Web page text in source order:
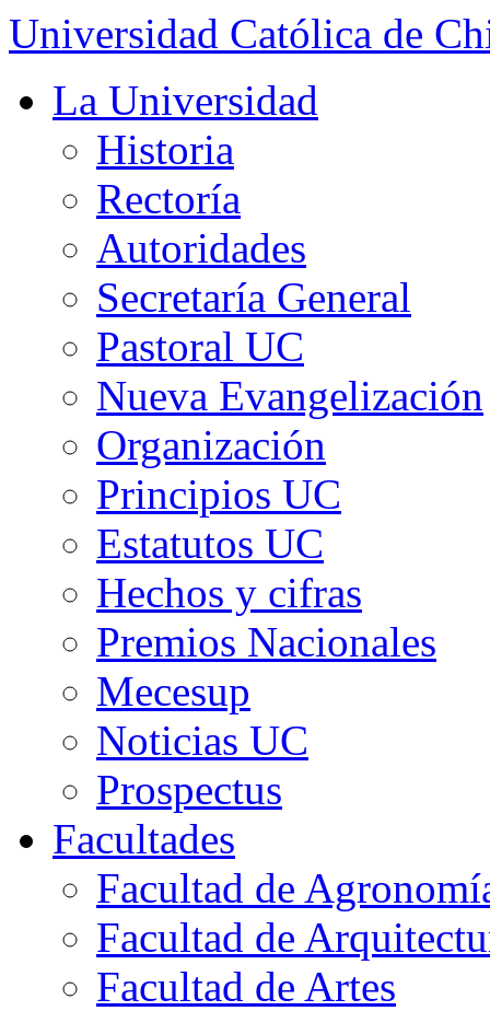
Universidad Católica de
La Universidad
Historia
Rectoría
Autoridades
Secretaría General
Pastoral UC
Nueva Evangelización
Organización
Principios UC
Estatutos UC
Hechos y cifras
Premios Nacionales
Mecesup
Noticias UC
Prospectus
Facultades
Facultad de
Facultad de
Facultad de Artes